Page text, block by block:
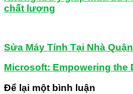
chất lượng
Sửa Máy Tính Tại Nhà
Microsoft: Empowering the
Để lại một bình luận